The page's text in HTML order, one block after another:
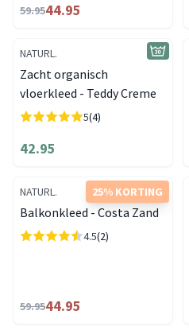
59.9544.95
NATURL.
Zacht organisch
vloerkleed - Teddy Creme
5(4)
42.95
25% KORTING
NATURL.
Balkonkleed - Costa Zand
4.5(2)
59.9544.95